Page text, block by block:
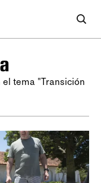
tema "Transición